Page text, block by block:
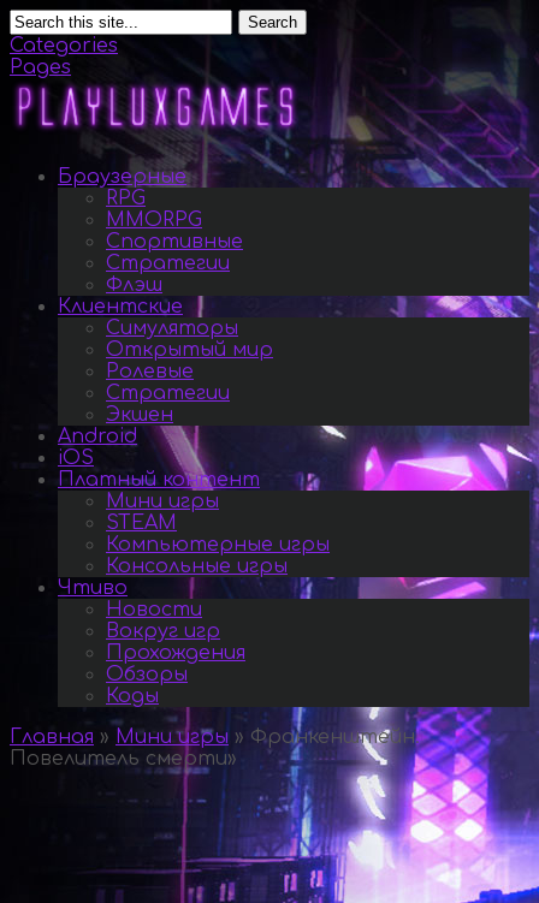
Search
Categories
Pages
Браузерные
RPG
MMORPG
Спортивные
Стратегии
Флэш
Клиентские
Симуляторы
Открытый мир
Ролевые
Стратегии
Экшен
Android
iOS
Платный контент
Мини игры
STEAM
Компьютерные игры
Консольные игры
Чтиво
Новости
Вокруг игр
Прохождения
Обзоры
Коды
Главная » Мини игры » Франкенштейн.
Повелитель смерти»